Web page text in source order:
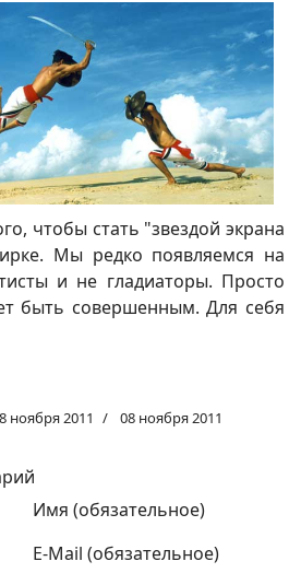
чтобы стать "звездой экрана
Мы редко появляемся на
и не гладиаторы. Просто
быть совершенным. Для себя
ноября 2011
08 ноября 2011
Имя (обязательное)
E-Mail (обязательное)